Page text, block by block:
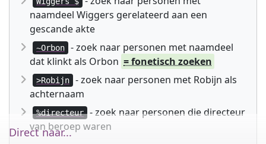
naamdeel Wiggers gerelateerd aan een
gescande akte
~Orbon
- zoek naar personen met naamdeel
dat klinkt als Orbon = fonetisch zoeken
>Robijn
- zoek naar personen met Robijn als
achternaam
%directeur
- zoek naar personen die directeur
van beroep waren
Direct naar...